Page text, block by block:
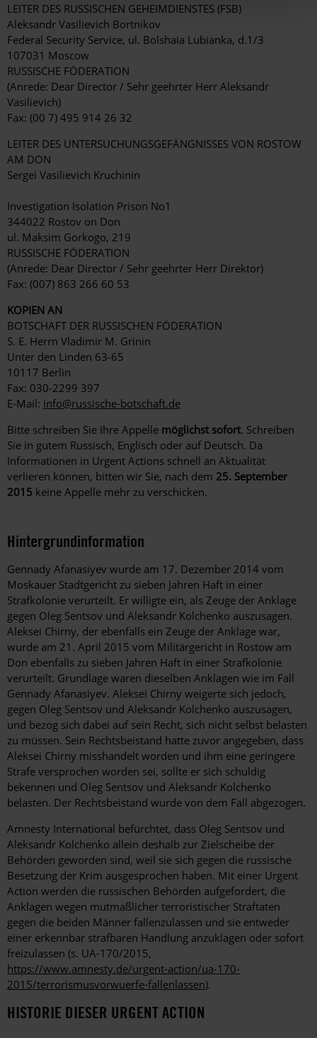
LEITER DES RUSSISCHEN GEHEIMDIENSTES (FSB)
Aleksandr Vasilievich Bortnikov
Federal Security Service, ul. Bolshaia Lubianka, d.1/3
107031 Moscow
RUSSISCHE FÖDERATION
(Anrede: Dear Director / Sehr geehrter Herr Aleksandr
Vasilievich)
Fax: (00 7) 495 914 26 32
LEITER DES UNTERSUCHUNGSGEFÄNGNISSES VON ROSTOW
AM DON
Sergei Vasilievich Kruchinin
Investigation Isolation Prison No1
344022 Rostov on Don
ul. Maksim Gorkogo, 219
RUSSISCHE FÖDERATION
(Anrede: Dear Director / Sehr geehrter Herr Direktor)
Fax: (007) 863 266 60 53
KOPIEN AN
BOTSCHAFT DER RUSSISCHEN FÖDERATION
S. E. Herrn Vladimir M. Grinin
Unter den Linden 63-65
10117 Berlin
Fax: 030-2299 397
E-Mail: info@russische-botschaft.de
Bitte schreiben Sie Ihre Appelle möglichst sofort. Schreiben
Sie in gutem Russisch, Englisch oder auf Deutsch. Da
Informationen in Urgent Actions schnell an Aktualität
verlieren können, bitten wir Sie, nach dem 25. September
2015 keine Appelle mehr zu verschicken.
Hintergrundinformation
Hintergrund
Gennady Afanasiyev wurde am 17. Dezember 2014 vom
Moskauer Stadtgericht zu sieben Jahren Haft in einer
Strafkolonie verurteilt. Er willigte ein, als Zeuge der Anklage
gegen Oleg Sentsov und Aleksandr Kolchenko auszusagen.
Aleksei Chirny, der ebenfalls ein Zeuge der Anklage war,
wurde am 21. April 2015 vom Militärgericht in Rostow am
Don ebenfalls zu sieben Jahren Haft in einer Strafkolonie
verurteilt. Grundlage waren dieselben Anklagen wie im Fall
Gennady Afanasiyev. Aleksei Chirny weigerte sich jedoch,
gegen Oleg Sentsov und Aleksandr Kolchenko auszusagen,
und bezog sich dabei auf sein Recht, sich nicht selbst belasten
zu müssen. Sein Rechtsbeistand hatte zuvor angegeben, dass
Aleksei Chirny misshandelt worden und ihm eine geringere
Strafe versprochen worden sei, sollte er sich schuldig
bekennen und Oleg Sentsov und Aleksandr Kolchenko
belasten. Der Rechtsbeistand wurde von dem Fall abgezogen.
Amnesty International befürchtet, dass Oleg Sentsov und
Aleksandr Kolchenko allein deshalb zur Zielscheibe der
Behörden geworden sind, weil sie sich gegen die russische
Besetzung der Krim ausgesprochen haben. Mit einer Urgent
Action werden die russischen Behörden aufgefordert, die
Anklagen wegen mutmaßlicher terroristischer Straftaten
gegen die beiden Männer fallenzulassen und sie entweder
einer erkennbar strafbaren Handlung anzuklagen oder sofort
freizulassen (s. UA-170/2015,
https://www.amnesty.de/urgent-action/ua-170-
2015/terrorismusvorwuerfe-fallenlassen).
HISTORIE DIESER URGENT ACTION